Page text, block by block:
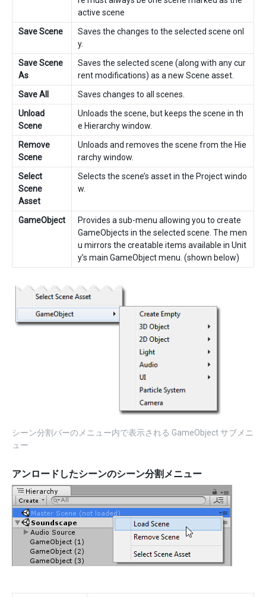
active scene
Save Scene
Saves the changes to the selected scene onl
y.
Save Scene
As
Saves the selected scene (along with any cur
rent modifications) as a new Scene asset.
Save All
Saves changes to all scenes.
Unload
Scene
Unloads the scene, but keeps the scene in th
e Hierarchy window.
Remove
Scene
Unloads and removes the scene from the Hie
rarchy window.
Select
Scene
Asset
Selects the scene’s asset in the Project windo
w.
GameObject
Provides a sub-menu allowing you to create
GameObjects in the selected scene. The men
u mirrors the creatable items available in Unit
y’s main GameObject menu. (shown below)
シーン分割バーのメニュー内で表示される GameObject サブメニ
ュー
アンロードしたシーンのシーン分割メニュー